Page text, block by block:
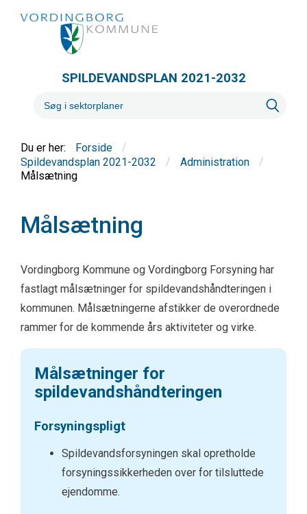
SPILDEVANDSPLAN 2021-2032
Forside
/
Spildevandsplan 2021-2032
/ Administration
/
Målsætning
Målsætning
Vordingborg Kommune og Vordingborg Forsyning har
fastlagt målsætninger for spildevandshåndteringen i
kommunen. Målsætningerne afstikker de overordnede
rammer for de kommende års aktiviteter og virke.
Målsætninger for
spildevandshåndteringen
Forsyningspligt
Spildevandsforsyningen skal opretholde
forsyningssikkerheden over for tilsluttede
ejendomme.